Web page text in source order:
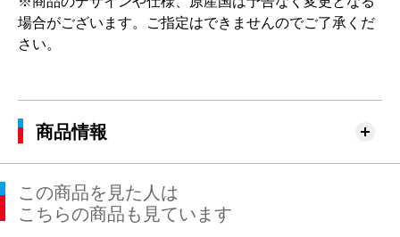
場合がございます。ご指定はできませんのでご了承くだ
さい。
商品情報
この商品を見た人は
こちらの商品も見ています